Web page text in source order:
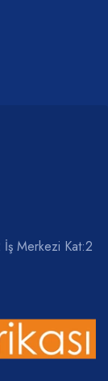
Merkezi Kat:2